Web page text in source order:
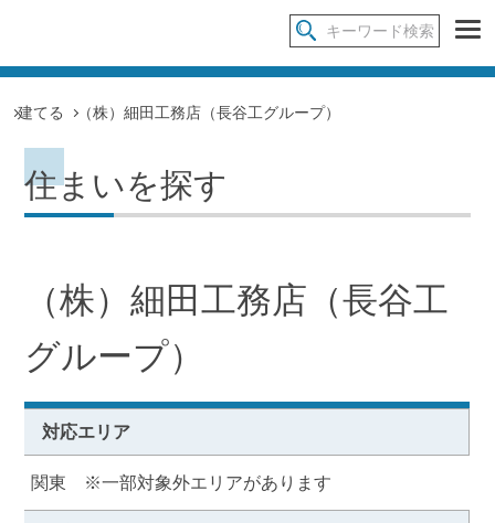
建てる （株）細田工務店（長谷工グループ）
住まいを探す
（株）細田工務店（長谷工
グループ）
対応エリア
関東 ※一部対象外エリアがあります